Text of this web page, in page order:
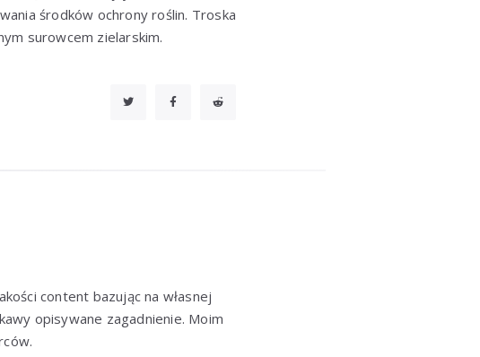
środków ochrony roślin. Troska
surowcem zielarskim.
content bazując na własnej
opisywane zagadnienie. Moim